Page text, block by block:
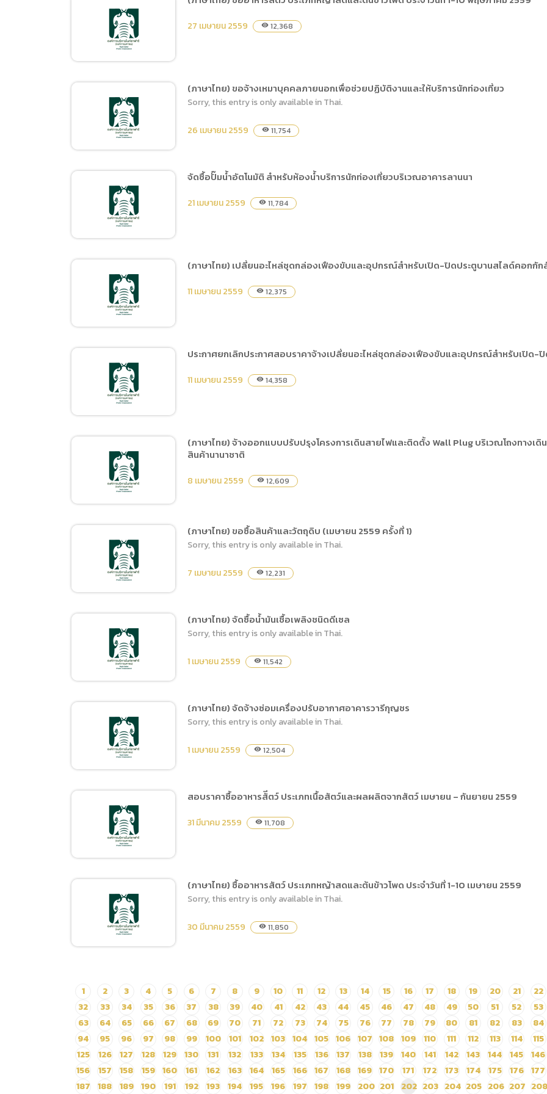
(ภาษาไทย) การเปิดเผยข้อมูลสาธารณะขององค์กร พ.ศ. 2569
Data utilization (Open Data)
(ภาษาไทย) ซื้ออาหารสัตว์
ประเภทหญ้าสดและต้น
ข้าวโพด ประจำวันที่ 11-20
พฤษภาคม 2559
(ภาษาไทย) ซื้ออาหารสัตว์
ประเภทหญ้าสดและต้น
ข้าวโพด ประจำวันที่ 1-10
พฤษภาคม 2559
27 เมษายน 2559 visibility 12,368
(ภาษาไทย) ขอจ้างเหมา
บุคคลภายนอกเพื่อช่วย
ปฏิบัติงานและให้บริการนัก
ท่องเที่ยว
(ภาษาไทย) ขอจ้างเหมาบุคคลภายนอกเพื่อช่วยปฏิบัติงานและให้บริการนักท่องเที่ยว
Sorry, this entry is only available in Thai.
26 เมษายน 2559 visibility 11,754
จัดซื้อปั๊มน้ำอัตโนมัติ สำหรับ
ห้องน้ำบริการนักท่องเที่ยว
บริเวณอาคารลานนา
จัดซื้อปั๊มน้ำอัตโนมัติ สำหรับห้องน้ำบริการนักท่องเที่ยวบริเวณอาคารลานนา
21 เมษายน 2559 visibility 11,784
(ภาษาไทย) เปลี่ยนอะไหล่ชุด
กล่องเฟืองขับและอุปกรณ์
สำหรับเปิด-ปิดประตูบาน
สไลด์คอกกักสัตว์ (ชุดบน
และชุดล่าง) โซน Jaguar
(ภาษาไทย) เปลี่ยนอะไหล่ชุดกล่องเฟืองขับและอุปกรณ์สำหรับเปิด-ปิดประตูบานสไลด์คอกกั
11 เมษายน 2559 visibility 12,375
ประกาศยกเลิกประกาศสอบ
ราคาจ้างเปลี่ยนอะไหล่ชุด
กล่องเฟืองขับและอุปกรณ์
สำหรับเปิด-ปิด
ประกาศยกเลิกประกาศสอบราคาจ้างเปลี่ยนอะไหล่ชุดกล่องเฟืองขับและอุปกรณ์สำหรับเปิด-
11 เมษายน 2559 visibility 14,358
(ภาษาไทย) จ้างออกแบบ
ปรับปรุงโครงการเดินสายไฟ
และติดตั้ง Wall Plug
บริเวณโถงทางเดินภายใน
และภายนอกอาคารศูนย์ประ
ชุมและเเสดงสินค้านานาชาติ
(ภาษาไทย) จ้างออกแบบปรับปรุงโครงการเดินสายไฟและติดตั้ง Wall Plug บริเวณโถงทางเดิ
สินค้านานาชาติ
8 เมษายน 2559 visibility 12,609
(ภาษาไทย) ขอซื้อสินค้าและ
วัตถุดิบ (เมษายน 2559 ครั้ง
(ภาษาไทย) ขอซื้อสินค้าและวัตถุดิบ (เมษายน 2559 ครั้งที่ 1)
Sorry, this entry is only available in Thai.
7 เมษายน 2559 visibility 12,231
(ภาษาไทย) จัดซื้อน้ำมันเชื้อ
เพลิงชนิดดีเซล
(ภาษาไทย) จัดซื้อน้ำมันเชื้อเพลิงชนิดดีเซล
Sorry, this entry is only available in Thai.
1 เมษายน 2559 visibility 11,542
(ภาษาไทย) จัดจ้างซ่อม
เครื่องปรับอากาศอาคารวารี
(ภาษาไทย) จัดจ้างซ่อมเครื่องปรับอากาศอาคารวารีกุญชร
Sorry, this entry is only available in Thai.
1 เมษายน 2559 visibility 12,504
สอบราคาซื้ออาหารสัีตว์
ประเภทเนื้อสัตว์และผลผลิต
จากสัตว์ เมษายน – กันยายน
2559
สอบราคาซื้ออาหารสัีตว์ ประเภทเนื้อสัตว์และผลผลิตจากสัตว์ เมษายน – กันยายน 2559
31 มีนาคม 2559 visibility 11,708
(ภาษาไทย) ซื้ออาหารสัตว์
ประเภทหญ้าสดและต้น
ข้าวโพด ประจำวันที่ 1-10
เมษายน 2559
(ภาษาไทย) ซื้ออาหารสัตว์ ประเภทหญ้าสดและต้นข้าวโพด ประจำวันที่ 1-10 เมษายน 2559
Sorry, this entry is only available in Thai.
30 มีนาคม 2559 visibility 11,850
1 2 3 4 5 6 7 8 9 10 11 12 13 14 15 16 17 18 19 20 21 22
32
33 34 35 36 37 38 39 40 41 42 43 44 45 46 47 48 49 50 51 52 53
63
64 65 66 67 68 69 70 71 72 73 74 75 76 77 78 79 80 81 82 83 84
94
95 96 97 98 99 100 101 102 103 104 105 106 107 108 109 110 111 112 113 114 115
125
126 127 128 129 130 131 132 133 134 135 136 137 138 139 140 141 142 143 144 145 146
156
157 158 159 160 161 162 163 164 165 166 167 168 169 170 171 172 173 174 175 176 177
187
188 189 190 191 192 193 194 195 196 197 198 199 200 201 202 203 204 205 206 207 208